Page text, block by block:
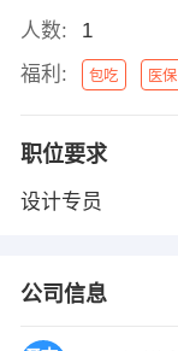
人数:
1
福利:
包吃 医保
职位要求
设计专员
公司信息